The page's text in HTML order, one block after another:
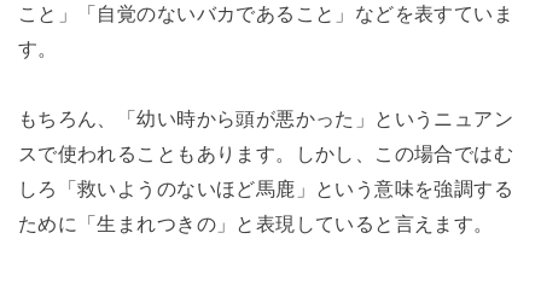
こと」「自覚のないバカであること」などを表すていま
す。
もちろん、「幼い時から頭が悪かった」というニュアン
スで使われることもあります。しかし、この場合ではむ
しろ「救いようのないほど馬鹿」という意味を強調する
ために「生まれつきの」と表現していると言えます。